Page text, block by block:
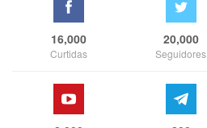
16,000
Curtidas
20,000
Seguidores